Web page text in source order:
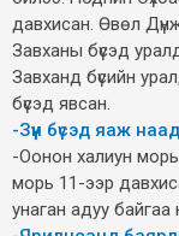
давхисан. Өвөл
Завханы бүсэд
Завханд бүсийн
бүсэд явсан.
-Зүүн бүсэд яаж
-Оонон халиун морь
морь 11-ээр
унаган адуу